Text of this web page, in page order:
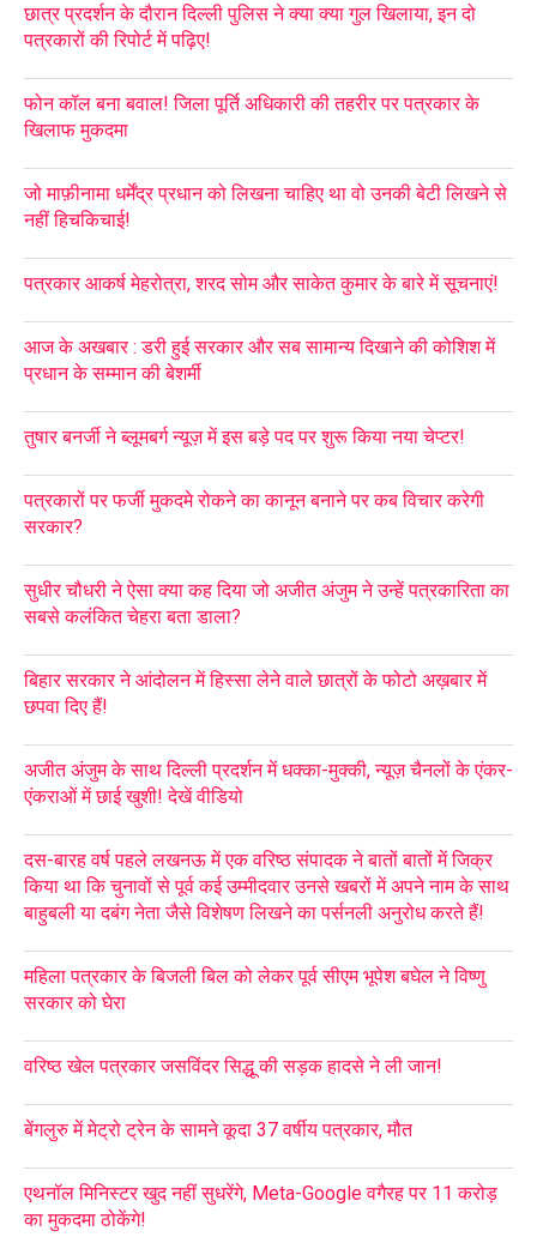
छात्र प्रदर्शन के दौरान दिल्ली पुलिस ने क्या क्या गुल खिलाया, इन दो
पत्रकारों की रिपोर्ट में पढ़िए!
फोन कॉल बना बवाल! जिला पूर्ति अधिकारी की तहरीर पर पत्रकार के
खिलाफ मुकदमा
जो माफ़ीनामा धर्मेंद्र प्रधान को लिखना चाहिए था वो उनकी बेटी लिखने से
नहीं हिचकिचाई!
पत्रकार आकर्ष मेहरोत्रा, शरद सोम और साकेत कुमार के बारे में सूचनाएं!
आज के अखबार : डरी हुई सरकार और सब सामान्य दिखाने की कोशिश में
प्रधान के सम्मान की बेशर्मी
तुषार बनर्जी ने ब्लूमबर्ग न्यूज़ में इस बड़े पद पर शुरू किया नया चेप्टर!
पत्रकारों पर फर्जी मुकदमे रोकने का कानून बनाने पर कब विचार करेगी
सरकार?
सुधीर चौधरी ने ऐसा क्या कह दिया जो अजीत अंजुम ने उन्हें पत्रकारिता का
सबसे कलंकित चेहरा बता डाला?
बिहार सरकार ने आंदोलन में हिस्सा लेने वाले छात्रों के फोटो अख़बार में
छपवा दिए हैं!
अजीत अंजुम के साथ दिल्ली प्रदर्शन में धक्का-मुक्की, न्यूज़ चैनलों के एंकर-
एंकराओं में छाई खुशी! देखें वीडियो
दस-बारह वर्ष पहले लखनऊ में एक वरिष्ठ संपादक ने बातों बातों में जिक्र
किया था कि चुनावों से पूर्व कई उम्मीदवार उनसे खबरों में अपने नाम के साथ
बाहुबली या दबंग नेता जैसे विशेषण लिखने का पर्सनली अनुरोध करते हैं!
महिला पत्रकार के बिजली बिल को लेकर पूर्व सीएम भूपेश बघेल ने विष्णु
सरकार को घेरा
वरिष्ठ खेल पत्रकार जसविंदर सिद्धू की सड़क हादसे ने ली जान!
बेंगलुरु में मेट्रो ट्रेन के सामने कूदा 37 वर्षीय पत्रकार, मौत
एथनॉल मिनिस्टर खुद नहीं सुधरेंगे, Meta-Google वगैरह पर 11 करोड़
का मुकदमा ठोकेंगे!